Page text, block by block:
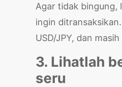
Agar tidak bingung,
ingin
USD/JPY, dan
3. Lihatlah
seru